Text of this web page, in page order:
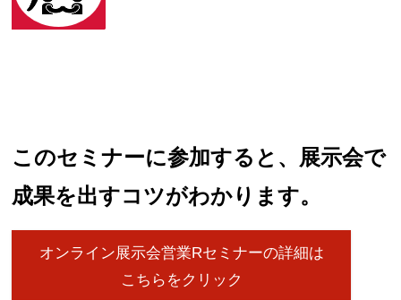
このセミナーに参加すると、展示会で
成果を出すコツがわかります。
オンライン展示会営業Rセミナーの詳細は
こちらをクリック